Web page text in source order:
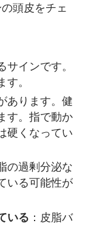
頭皮をチェ
インです。
。
あります。健
す。指で動か
硬くなってい
の過剰分泌な
いる可能性が
いる ：皮脂バ